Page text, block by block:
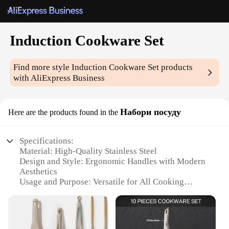
Induction Cookware Set
Find more styleInduction Cookware Set products
with AliExpress Business
Here are the products found in the Набори посуду
Specifications:
Material: High-Quality Stainless Steel
Design and Style: Ergonomic Handles with Modern
Aesthetics
Usage and Purpose: Versatile for All Cooking
Performance and Property: Heat-Resistant and Even
Heat Distribution
Shape or Size or Weight or Quantity: